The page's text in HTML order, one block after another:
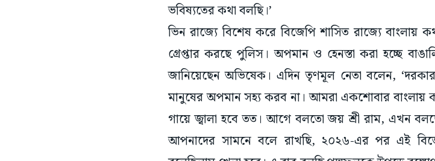
ভবিষ্যতের কথা বলছি।’
ভিন রাজ্যে বিশেষ করে বিজেপি শাসিত রাজ্যে বাংলায়
গ্রেপ্তার করছে পুলিস। অপমান ও হেনস্তা করা হচ্ছে
জানিয়েছেন অভিষেক। এদিন তৃণমূল নেতা বলেন,
মানুষের অপমান সহ্য করব না। আমরা একশোবার
গায়ে জ্বালা হবে তত। আগে বলতো জয় শ্রী রাম, এখন
আপনাদের সামনে বলে রাখছি, ২০২৬-এর পর এই